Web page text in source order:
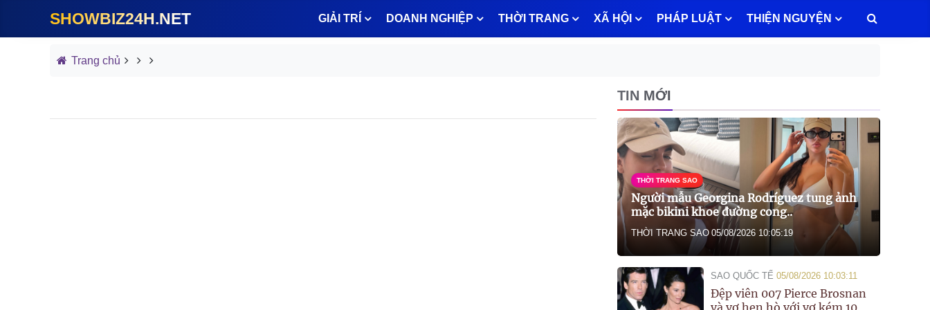
SHOWBIZ24H.NET GIẢI TRÍ DOANH NGHIỆP THỜI TRANG XÃ HỘI PHÁP LUẬT THIỆN NGUYỆN
Trang chủ
TIN MỚI
THỜI TRANG SAO
Người mẫu Georgina Rodríguez tung ảnh
mặc bikini khoe đường cong..
THỜI TRANG SAO 05/08/2026 10:05:19
SAO QUỐC TẾ 05/08/2026 10:03:11
Đệp viên 007 Pierce Brosnan
và vợ hẹn hò với vợ kém 10